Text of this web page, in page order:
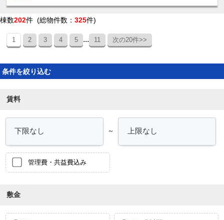
棟数202件 (総物件数： 325件)
1 2 3 4 5 ... 11 次の20件>>
条件を絞り込む
賃料
～
管理費・共益費込み
敷金